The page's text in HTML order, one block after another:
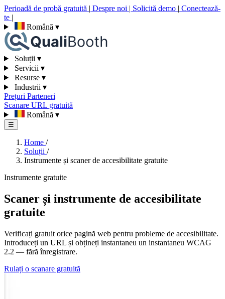
Perioadă de probă gratuită | Despre noi | Solicită demo | Conectează-
te |
Română ▾
Soluții ▾
Servicii ▾
Resurse ▾
Industrii ▾
Prețuri Parteneri
Scanare URL gratuită
Română ▾
☰
Home /
Soluții /
Instrumente și scaner de accesibilitate gratuite
Instrumente gratuite
Scaner și instrumente de accesibilitate
gratuite
Verificați gratuit orice pagină web pentru probleme de accesibilitate.
Introduceți un URL și obțineți instantaneu un instantaneu WCAG
2.2 — fără înregistrare.
Rulați o scanare gratuită